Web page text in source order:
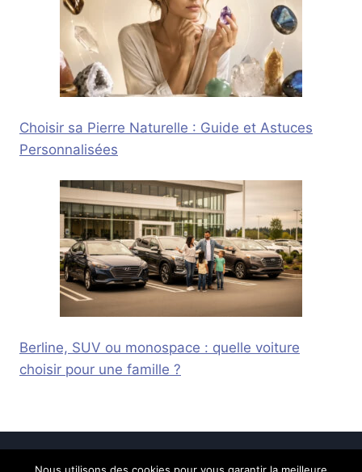
Choisir sa Pierre Naturelle : Guide et Astuces
Personnalisées
Berline, SUV ou monospace : quelle voiture
choisir pour une famille ?